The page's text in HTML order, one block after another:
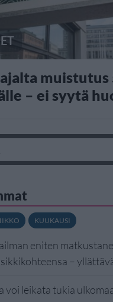
muistutus
– ei syytä
KUUKAUSI
eniten
–
voi leikata tukia